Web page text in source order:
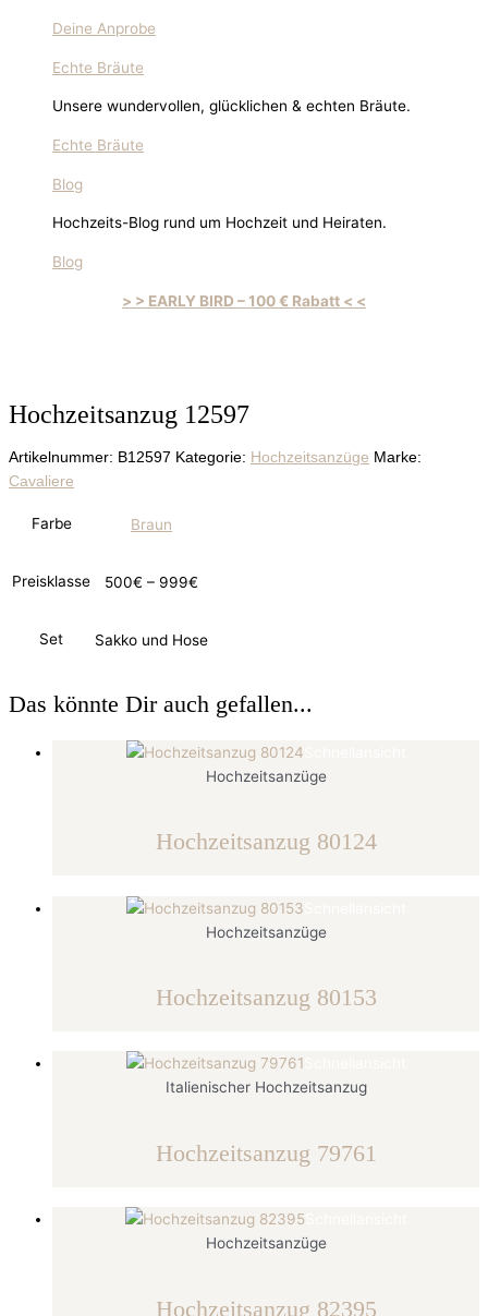
Deine Anprobe
Echte Bräute
Unsere wundervollen, glücklichen & echten Bräute.
Echte Bräute
Blog
Hochzeits-Blog rund um Hochzeit und Heiraten.
Blog
> > EARLY BIRD – 100 € Rabatt < <
Hochzeitsanzug 12597
Artikelnummer: B12597 Kategorie: Hochzeitsanzüge Marke:
Cavaliere
Farbe Braun
Preisklasse 500€ – 999€
Set Sakko und Hose
Das könnte Dir auch gefallen...
Hochzeitsanzüge
Hochzeitsanzug 80124
Hochzeitsanzüge
Hochzeitsanzug 80153
Italienischer Hochzeitsanzug
Hochzeitsanzug 79761
Schnellansicht
Hochzeitsanzüge
Hochzeitsanzug 82395